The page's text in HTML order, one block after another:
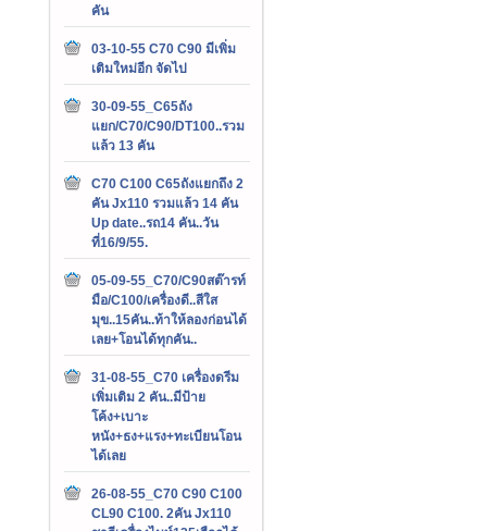
คัน
03-10-55 C70 C90 มีเพิ่ม
เติมใหม่อีก จัดไป
30-09-55_C65ถัง
แยก/C70/C90/DT100..รวม
แล้ว 13 คัน
C70 C100 C65ถังแยกถึง 2
คัน Jx110 รวมแล้ว 14 คัน
Up date..รถ14 คัน..วัน
ที่16/9/55.
05-09-55_C70/C90สต๊ารท์
มือ/C100/เครื่องดี..สีใส
มุข..15คัน..ท้าให้ลองก่อนได้
เลย+โอนได้ทุกคัน..
31-08-55_C70 เครื่องดรีม
เพิ่มเติม 2 คัน..มีป้าย
โค้ง+เบาะ
หนัง+ธง+แรง+ทะเบียนโอน
ได้เลย
26-08-55_C70 C90 C100
CL90 C100. 2คัน Jx110